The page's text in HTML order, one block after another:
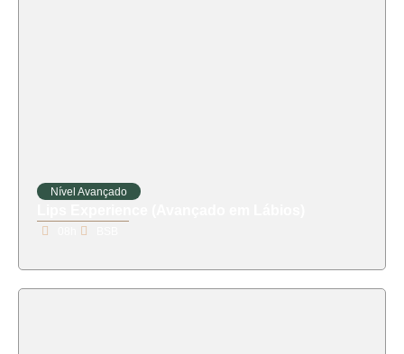
Nível Avançado